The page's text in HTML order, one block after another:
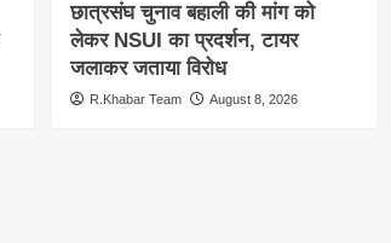
छात्रसंघ चुनाव बहाली की मांग को
लेकर NSUI का प्रदर्शन, टायर
जलाकर जताया विरोध
R.Khabar Team August 8, 2026